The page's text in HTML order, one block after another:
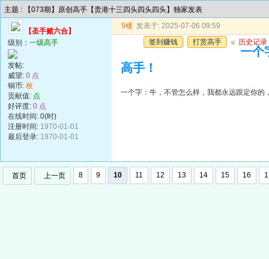
主题 : 【073期】原创高手【贵港十三四头四头四头】独家发表
【圣手赌六合】
级别： 一级高手
发帖:
威望: 0 点
铜币: 枚
贡献值: 点
好评度: 0 点
在线时间: 0(时)
注册时间: 1970-01-01
最后登录: 1970-01-01
9楼 发表于: 2025-07-06 09:59
签到赚钱
打赏高手 u 历史记录
一个
高手！
一个字：牛，不管怎么样，我都永远跟定你的
首页 上一页 8 9 10 11 12 13 14 15 16